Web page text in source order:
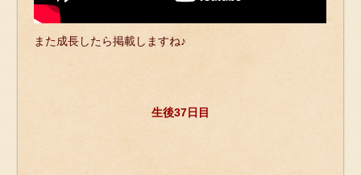
また成長したら掲載しますね♪
生後37日目